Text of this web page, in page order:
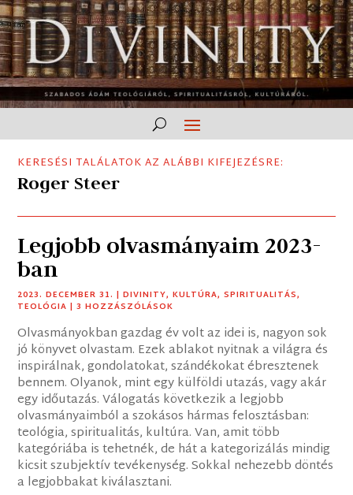
KERESÉSI TALÁLATOK AZ ALÁBBI KIFEJEZÉSRE:
Roger Steer
Legjobb olvasmányaim 2023-
ban
2023. DECEMBER 31. |DIVINITY,KULTÚRA,SPIRITUALITÁS,
TEOLÓGIA | 3 HOZZÁSZÓLÁSOK
Olvasmányokban gazdag év volt az idei is, nagyon sok
jó könyvet olvastam. Ezek ablakot nyitnak a világra és
inspirálnak, gondolatokat, szándékokat ébresztenek
bennem. Olyanok, mint egy külföldi utazás, vagy akár
egy időutazás. Válogatás következik a legjobb
olvasmányaimból a szokásos hármas felosztásban:
teológia, spiritualitás, kultúra. Van, amit több
kategóriába is tehetnék, de hát a kategorizálás mindig
kicsit szubjektív tevékenység. Sokkal nehezebb döntés
a legjobbakat kiválasztani.